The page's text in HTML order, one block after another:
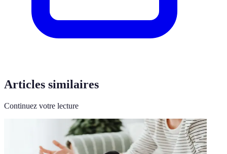
Articles similaires
Continuez votre lecture